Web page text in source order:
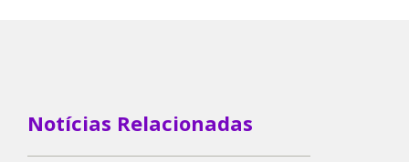
Notícias Relacionadas